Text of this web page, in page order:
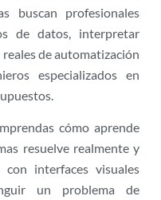
buscan profesionales
de datos, interpretar
de automatización
especializados en
cómo aprende
resuelve realmente y
interfaces visuales
un problema de